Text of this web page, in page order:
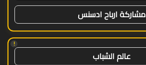
مشاركة ارباح ادسنس
!
عالم الشباب